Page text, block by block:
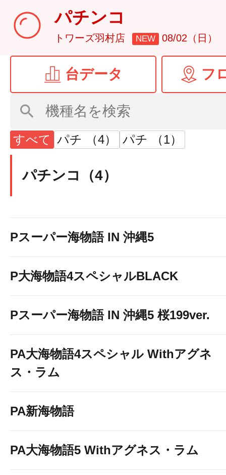
パチンコ
トワーズ羽村店 NEW 08/02（日）
台データ フ
すべて パチ （4） パチ （1）
パチンコ（4）
Pスーパー海物語 IN 沖縄5
P大海物語4スペシャルBLACK
Pスーパー海物語 IN 沖縄5 桜199ver.
PA大海物語4スペシャル Withアグネ
ス・ラム
PA新海物語
PA大海物語5 Withアグネス・ラム